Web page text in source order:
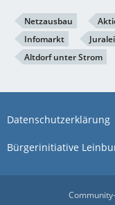
Netzausbau
Infomarkt
Altdorf unter Strom
Datenschutzerklärung
Bürgerinitiative